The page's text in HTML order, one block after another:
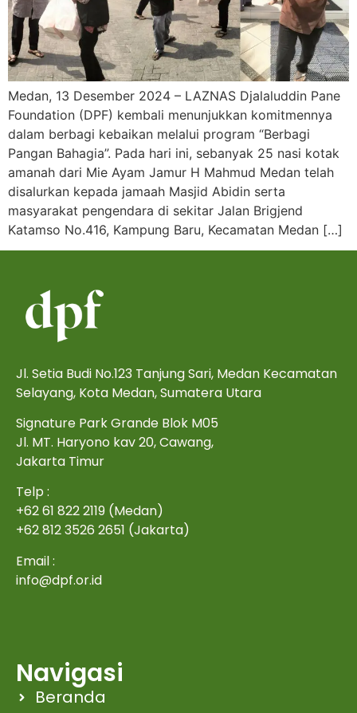
Medan, 13 Desember 2024 – LAZNAS Djalaluddin Pane
Foundation (DPF) kembali menunjukkan komitmennya
dalam berbagi kebaikan melalui program “Berbagi
Pangan Bahagia”. Pada hari ini, sebanyak 25 nasi kotak
amanah dari Mie Ayam Jamur H Mahmud Medan telah
disalurkan kepada jamaah Masjid Abidin serta
masyarakat pengendara di sekitar Jalan Brigjend
Katamso No.416, Kampung Baru, Kecamatan Medan […]
Jl. Setia Budi No.123 Tanjung Sari, Medan Kecamatan
Selayang, Kota Medan, Sumatera Utara
Signature Park Grande Blok M05
Jl. MT. Haryono kav 20, Cawang,
Jakarta Timur
Telp :
+62 61 822 2119 (Medan)
+62 812 3526 2651 (Jakarta)
Email :
info@dpf.or.id
Navigasi
Beranda